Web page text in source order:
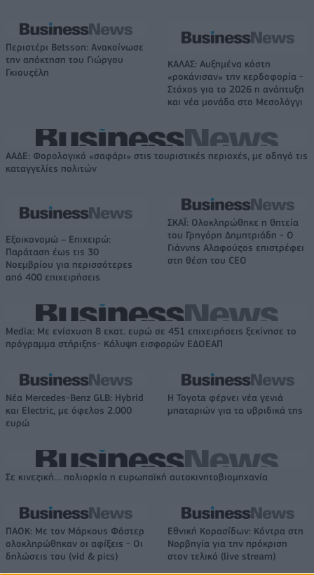
Περιστέρι Betsson: Ανακοίνωσε
την απόκτηση του Γιώργου
Γκιουζέλη
ΚΑΛΑΣ: Αυξημένα κόστη
«ροκάνισαν» την κερδοφορία -
Στόχος για το 2026 η ανάπτυξη
και νέα μονάδα στο Μεσολόγγι
ΑΑΔΕ: Φορολογικό «σαφάρι» στις τουριστικές περιοχές, με οδηγό τις
καταγγελίες πολιτών
Εξοικονομώ – Επιχειρώ:
Παράταση έως τις 30
Νοεμβρίου για περισσότερες
από 400 επιχειρήσεις
ΣΚΑΪ: Ολοκληρώθηκε η θητεία
του Γρηγόρη Δημητριάδη - Ο
Γιάννης Αλαφούζος επιστρέφει
στη θέση του CEO
Media: Με ενίσχυση 8 εκατ. ευρώ σε 451 επιχειρήσεις ξεκίνησε το
πρόγραμμα στήριξης- Κάλυψη εισφορών ΕΔΟΕΑΠ
Νέα Mercedes-Benz GLB: Hybrid
και Electric, με όφελος 2.000
ευρώ
Η Toyota φέρνει νέα γενιά
μπαταριών για τα υβριδικά της
Σε κινεζική… πολιορκία η ευρωπαϊκή αυτοκινητοβιομηχανία
ΠΑΟΚ: Με τον Μάρκους Φόστερ
ολοκληρώθηκαν οι αφίξεις - Οι
δηλώσεις του (vid & pics)
Εθνική Κορασίδων: Κόντρα στη
Νορβηγία για την πρόκριση
στον τελικό (live stream)